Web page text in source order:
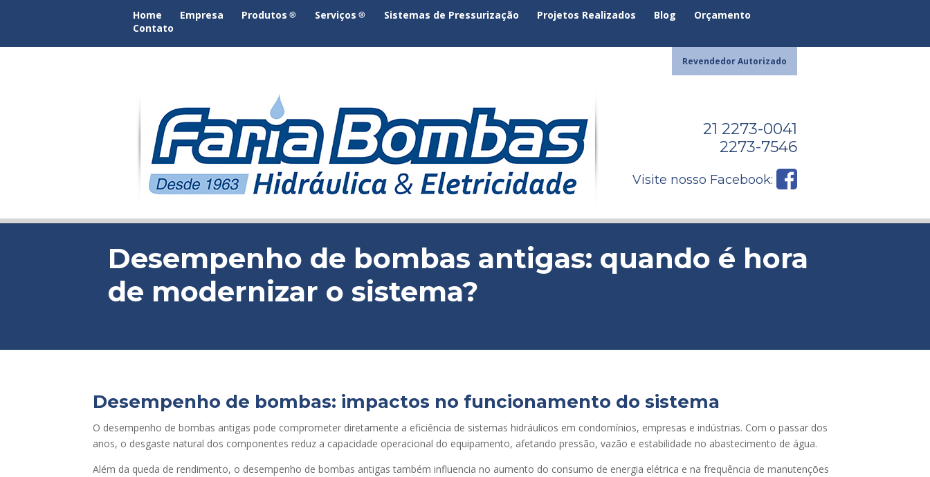
Home Empresa Produtos Serviços Sistemas de Pressurização Projetos Realizados Blog
Orçamento
Contato
Revendedor Autorizado
21 2273-0041
2273-7546
Visite nosso Facebook:
Desempenho de bombas antigas: quando é hora
de modernizar o sistema?
Desempenho de bombas: impactos no funcionamento do sistema
O desempenho de bombas antigas pode comprometer diretamente a eficiência de sistemas hidráulicos em condomínios, empresas e indústrias. Com o passar dos
anos, o desgaste natural dos componentes reduz a capacidade operacional do equipamento, afetando pressão, vazão e estabilidade no abastecimento de água.
Além da queda de rendimento, o desempenho de bombas antigas também influencia no aumento do consumo de energia elétrica e na frequência de manutenções